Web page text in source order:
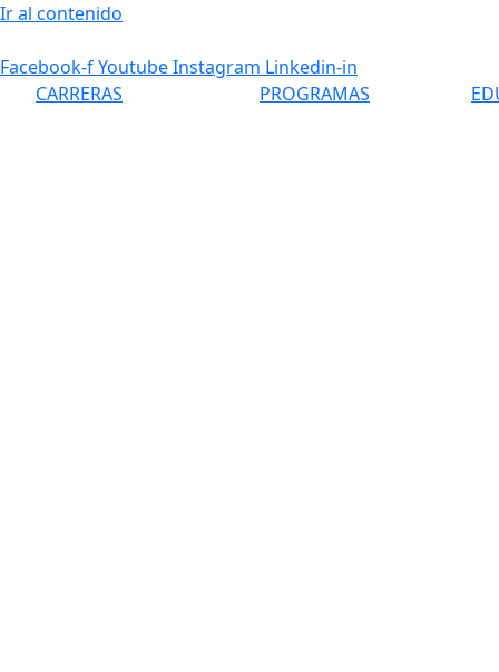
Ir al contenido
Facebook-fYoutubeInstagram Linkedin-in
CARRERAS
PROGRAMAS